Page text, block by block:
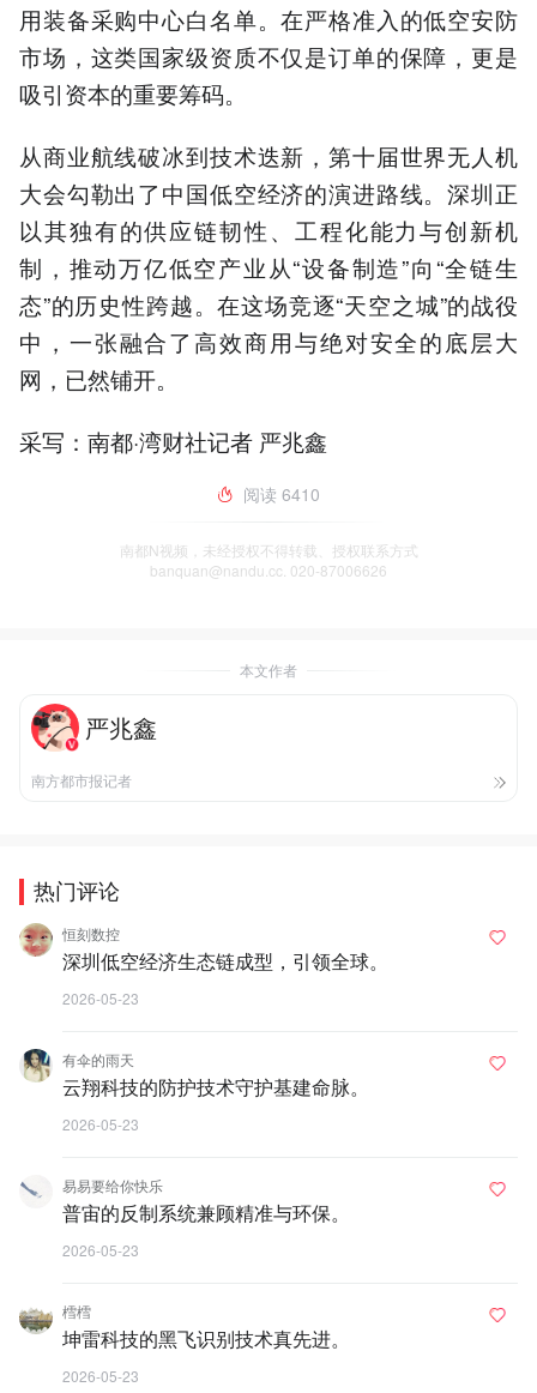
用装备采购中心白名单。在严格准入的低空安防
市场，这类国家级资质不仅是订单的保障，更是
吸引资本的重要筹码。
从商业航线破冰到技术迭新，第十届世界无人机
大会勾勒出了中国低空经济的演进路线。深圳正
以其独有的供应链韧性、工程化能力与创新机
制，推动万亿低空产业从“设备制造”向“全链生
态”的历史性跨越。在这场竞逐“天空之城”的战役
中，一张融合了高效商用与绝对安全的底层大
网，已然铺开。
采写：南都·湾财社记者 严兆鑫
阅读 6410
南都N视频，未经授权不得转载、授权联系方式
banquan@nandu.cc. 020-87006626
本文作者
严兆鑫
南方都市报记者
热门评论
恒刻数控
深圳低空经济生态链成型，引领全球。
2026-05-23
有伞的雨天
云翔科技的防护技术守护基建命脉。
2026-05-23
易易要给你快乐
普宙的反制系统兼顾精准与环保。
2026-05-23
樰樰
坤雷科技的黑飞识别技术真先进。
2026-05-23